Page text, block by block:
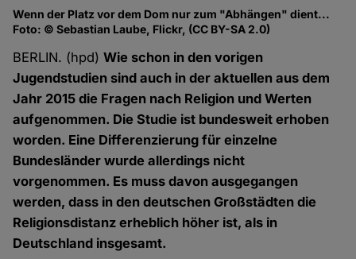
Wenn der Platz vor dem Dom nur zum "Abhängen" dient...
Foto: © Sebastian Laube, Flickr, (CC BY-SA 2.0)
BERLIN. (hpd)Wie schon in den vorigen
Jugendstudien sind auch in der aktuellen aus dem
Jahr 2015 die Fragen nach Religion und Werten
aufgenommen. Die Studie ist bundesweit erhoben
worden. Eine Differenzierung für einzelne
Bundesländer wurde allerdings nicht
vorgenommen. Es muss davon ausgegangen
werden, dass in den deutschen Großstädten die
Religionsdistanz erheblich höher ist, als in
Deutschland insgesamt.